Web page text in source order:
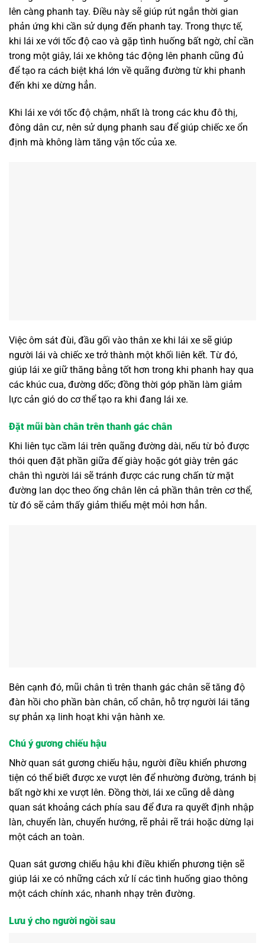
lên càng phanh tay. Điều này sẽ giúp rút ngắn thời gian
phản ứng khi cần sử dụng đến phanh tay. Trong thực tế,
khi lái xe với tốc độ cao và gặp tình huống bất ngờ, chỉ cần
trong một giây, lái xe không tác động lên phanh cũng đủ
để tạo ra cách biệt khá lớn về quãng đường từ khi phanh
đến khi xe dừng hẳn.
Khi lái xe với tốc độ chậm, nhất là trong các khu đô thị,
đông dân cư, nên sử dụng phanh sau để giúp chiếc xe ổn
định mà không làm tăng vận tốc của xe.
Việc ôm sát đùi, đầu gối vào thân xe khi lái xe sẽ giúp
người lái và chiếc xe trở thành một khối liên kết. Từ đó,
giúp lái xe giữ thăng bằng tốt hơn trong khi phanh hay qua
các khúc cua, đường dốc; đồng thời góp phần làm giảm
lực cản gió do cơ thể tạo ra khi đang lái xe.
Đặt mũi bàn chân trên thanh gác chân
Khi liên tục cầm lái trên quãng đường dài, nếu từ bỏ được
thói quen đặt phần giữa đế giày hoặc gót giày trên gác
chân thì người lái sẽ tránh được các rung chấn từ mặt
đường lan dọc theo ống chân lên cả phần thân trên cơ thể,
từ đó sẽ cảm thấy giảm thiểu mệt mỏi hơn hẳn.
Bên cạnh đó, mũi chân tì trên thanh gác chân sẽ tăng độ
đàn hồi cho phần bàn chân, cổ chân, hỗ trợ người lái tăng
sự phản xạ linh hoạt khi vận hành xe.
Chú ý gương chiếu hậu
Nhờ quan sát gương chiếu hậu, người điều khiển phương
tiện có thể biết được xe vượt lên để nhường đường, tránh bị
bất ngờ khi xe vượt lên. Đồng thời, lái xe cũng dễ dàng
quan sát khoảng cách phía sau để đưa ra quyết định nhập
làn, chuyển làn, chuyển hướng, rẽ phải rẽ trái hoặc dừng lại
một cách an toàn.
Quan sát gương chiếu hậu khi điều khiển phương tiện sẽ
giúp lái xe có những cách xử lí các tình huống giao thông
một cách chính xác, nhanh nhạy trên đường.
Lưu ý cho người ngồi sau